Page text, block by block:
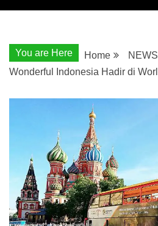
You are Here Home
NEWS
Wonderful Indonesia Hadir di